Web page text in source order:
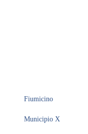
Fiumicino
Municipio X